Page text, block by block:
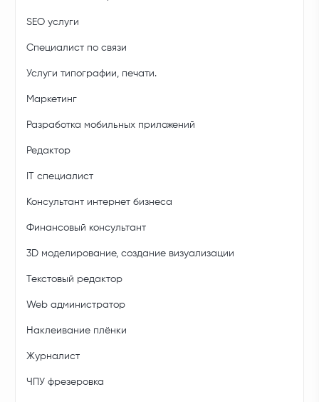
SEO услуги
Специалист по связи
Услуги типографии, печати.
Маркетинг
Разработка мобильных приложений
Редактор
IT специалист
Консультант интернет бизнеса
Финансовый консультант
3D моделирование, создание визуализации
Текстовый редактор
Web администратор
Наклеивание плёнки
Журналист
ЧПУ фрезеровка